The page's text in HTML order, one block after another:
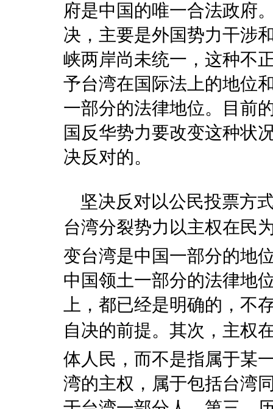
府是中国的唯一合法政府
决，主要是外国势力干涉
峡两岸尚未统一，这种不
予台湾在国际法上的地位
一部分的法律地位。目前
国反华势力要改变这种状
决反对的。
坚决反对以公民投票方
台湾分裂势力以主权在民
变台湾是中国一部分的地
中国领土一部分的法律地
上，都已经是明确的，不
自决的前提。其次，主权
体人民，而不是指属于某
湾的主权，属于包括台湾